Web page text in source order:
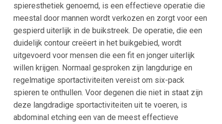
spieresthetiek genoemd, is een effectieve operatie die
meestal door mannen wordt verkozen en zorgt voor een
gespierd uiterlijk in de buikstreek. De operatie, die een
duidelijk contour creëert in het buikgebied, wordt
uitgevoerd voor mensen die een fit en jonger uiterlijk
willen krijgen. Normaal gesproken zijn langdurige en
regelmatige sportactiviteiten vereist om six-pack
spieren te onthullen. Voor degenen die niet in staat zijn
deze langdradige sportactiviteiten uit te voeren, is
abdominal etching een van de meest effectieve